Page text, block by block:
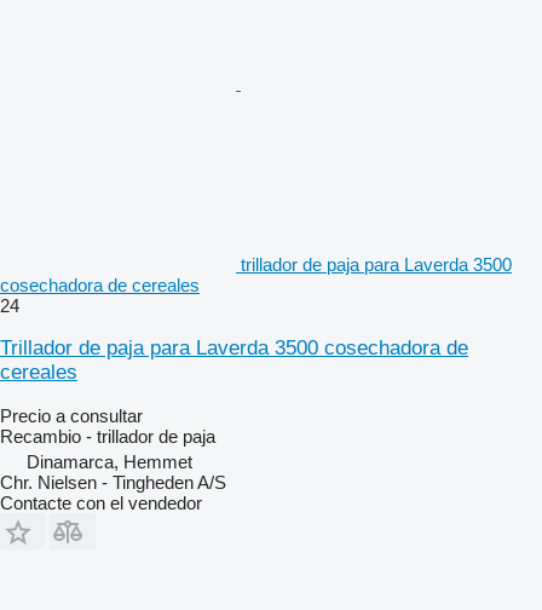
trillador de paja para Laverda 3500
cosechadora de cereales
24
Trillador de paja para Laverda 3500 cosechadora de
cereales
Precio a consultar
Recambio - trillador de paja
Dinamarca, Hemmet
Chr. Nielsen - Tingheden A/S
Contacte con el vendedor